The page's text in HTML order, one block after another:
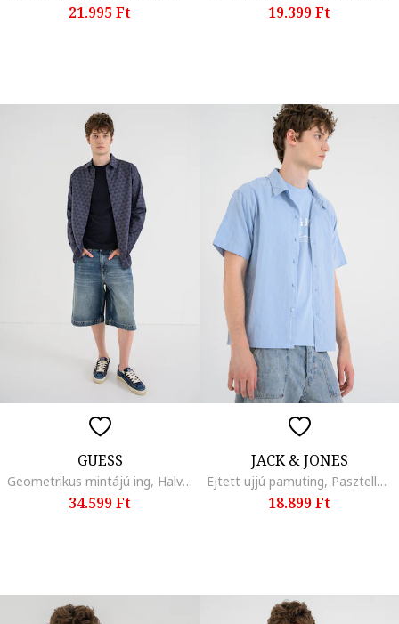
21.995 Ft 19.399 Ft
GUESS
Geometrikus mintájú ing, Halványkék
34.599 Ft
JACK & JONES
Ejtett ujjú pamuting, Pasztellkék
18.899 Ft